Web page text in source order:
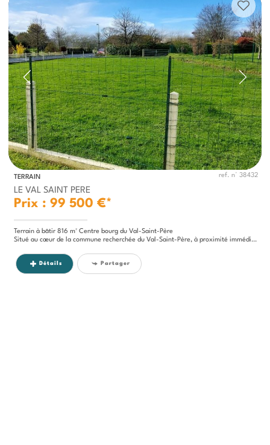
TERRAIN ref. n° 38432
LE VAL SAINT PERE
Prix : 99 500 €*
Terrain à bâtir 816 m² Centre bourg du Val-Saint-Père
Situé au cœur de la commune recherchée du Val-Saint-Père, à proximité immédiate d’Avranches et de la baie du...
Détails Partager